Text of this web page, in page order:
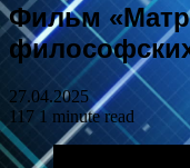
Фильм
27.04.2025
117 1 minute read